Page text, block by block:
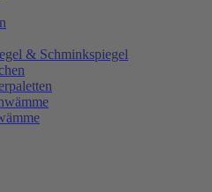
& Schminkspiegel